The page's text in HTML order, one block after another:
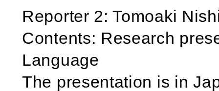
Reporter 2: Tomoaki
Contents: Research
Language
The presentation is in